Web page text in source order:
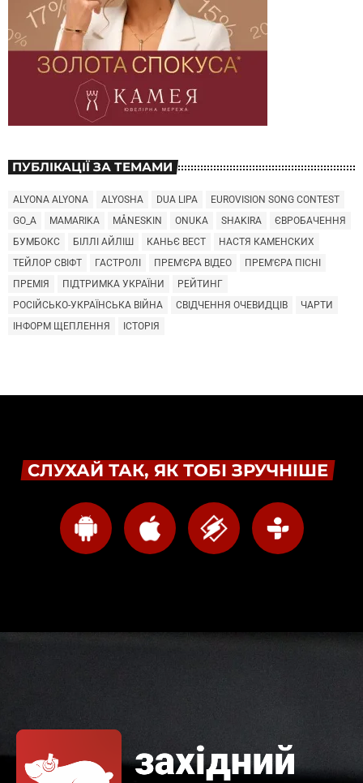
ПУБЛІКАЦІЇ ЗА ТЕМАМИ
ALYONA ALYONA ALYOSHA DUA LIPA
EUROVISION SONG CONTEST
GO_A
MAMARIKA MÅNESKIN ONUKA SHAKIRA
ЄВРОБАЧЕННЯ
БУМБОКС
БІЛЛІ АЙЛІШ КАНЬЄ ВЕСТ
НАСТЯ КАМЕНСКИХ
ТЕЙЛОР СВІФТ
ГАСТРОЛІ ПРЕМ'ЄРА ВІДЕО
ПРЕМ'ЄРА ПІСНІ
ПРЕМІЯ
ПІДТРИМКА УКРАЇНИ
РЕЙТИНГ
РОСІЙСЬКО-УКРАЇНСЬКА ВІЙНА
СВІДЧЕННЯ ОЧЕВИДЦІВ
ЧАРТИ
ІНФОРМ ЩЕПЛЕННЯ
ІСТОРІЯ
СЛУХАЙ ТАК, ЯК ТОБІ ЗРУЧНІШЕ